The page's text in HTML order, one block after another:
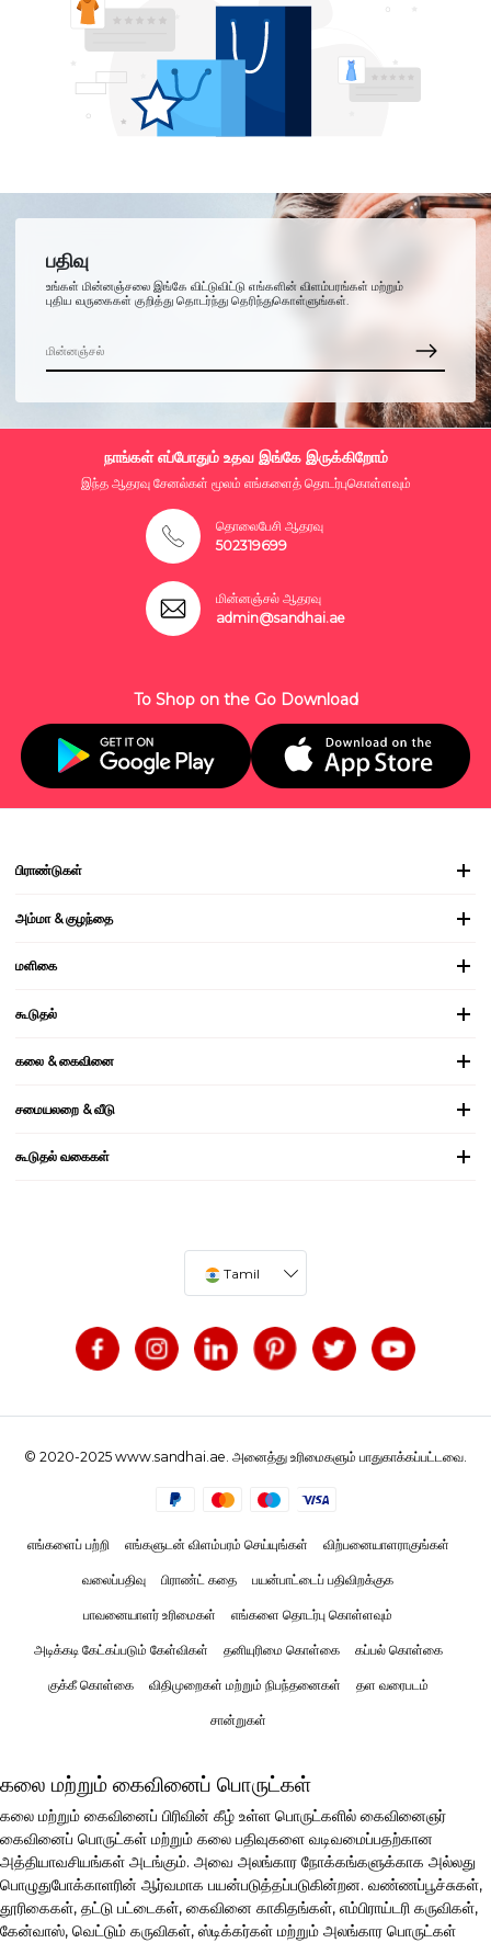
பதிவு
உங்கள் மின்னஞ்சலை இங்கே விட்டுவிட்டு எங்களின் விளம்பரங்கள் மற்றும்
புதிய வருகைகள் குறித்து தொடர்ந்து தெரிந்துகொள்ளுங்கள்.
நாங்கள் எப்போதும் உதவ இங்கே இருக்கிறோம்
இந்த ஆதரவு சேனல்கள் மூலம் எங்களைத் தொடர்புகொள்ளவும்
தொலைபேசி ஆதரவு
502319699
மின்னஞ்சல் ஆதரவு
admin@sandhai.ae
To Shop on the Go Download
பிராண்டுகள்
அம்மா & குழந்தை
மளிகை
கூடுதல்
கலை & கைவினை
சமையலறை & வீடு
கூடுதல் வகைகள்
Tamil
© 2020-2025 www.sandhai.ae. அனைத்து உரிமைகளும் பாதுகாக்கப்பட்டவை.
எங்களைப் பற்றி எங்களுடன் விளம்பரம் செய்யுங்கள் விற்பனையாளராகுங்கள்
வலைப்பதிவு பிராண்ட் கதை பயன்பாட்டைப் பதிவிறக்குக
பாவனையாளர் உரிமைகள் எங்களை தொடர்பு கொள்ளவும்
அடிக்கடி கேட்கப்படும் கேள்விகள் தனியுரிமை கொள்கை கப்பல் கொள்கை
குக்கீ கொள்கை விதிமுறைகள் மற்றும் நிபந்தனைகள் தள வரைபடம்
சான்றுகள்
கலை மற்றும் கைவினைப் பொருட்கள்
கலை மற்றும் கைவினைப் பிரிவின் கீழ் உள்ள பொருட்களில் கைவினைஞர்
கைவினைப் பொருட்கள் மற்றும் கலை பதிவுகளை வடிவமைப்பதற்கான
அத்தியாவசியங்கள் அடங்கும். அவை அலங்கார நோக்கங்களுக்காக அல்லது
பொழுதுபோக்காளரின் ஆர்வமாக பயன்படுத்தப்படுகின்றன. வண்ணப்பூச்சுகள்,
தூரிகைகள், தட்டு பட்டைகள், கைவினை காகிதங்கள், எம்பிராய்டரி கருவிகள்,
கேன்வாஸ், வெட்டும் கருவிகள், ஸ்டிக்கர்கள் மற்றும் அலங்கார பொருட்கள்